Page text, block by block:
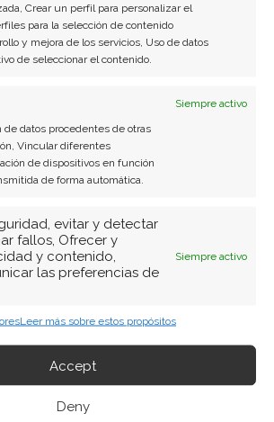
Crear un perfil para personalizar el
para la selección de contenido
y mejora de los servicios, Uso de datos
de seleccionar el contenido.
Siempre activo
de datos procedentes de otras
Vincular diferentes
de dispositivos en función
de forma automática.
evitar y detectar
fallos, Ofrecer y
y contenido,
las preferencias de
Siempre activo
Leer más sobre estos propósitos
Accept
Deny